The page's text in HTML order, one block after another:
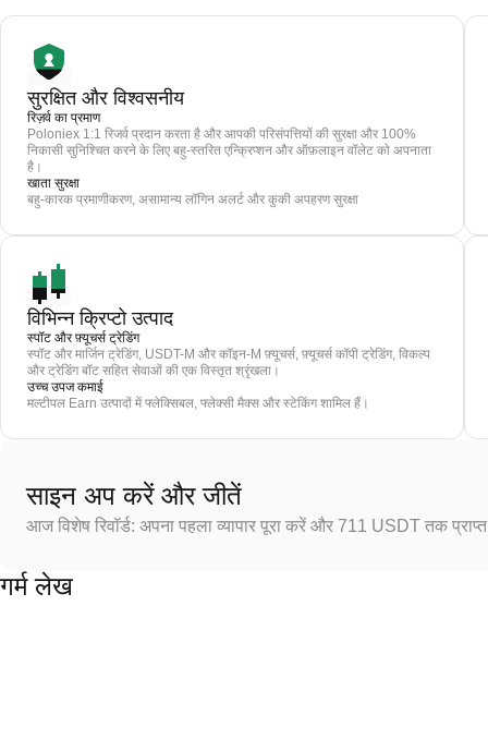
सुरक्षित और विश्वसनीय
रिज़र्व का प्रमाण
Poloniex 1:1 रिजर्व प्रदान करता है और आपकी परिसंपत्तियों की सुरक्षा और 100%
निकासी सुनिश्चित करने के लिए बहु-स्तरित एन्क्रिप्शन और ऑफ़लाइन वॉलेट को अपनाता
है।
खाता सुरक्षा
बहु-कारक प्रमाणीकरण, असामान्य लॉगिन अलर्ट और कुकी अपहरण सुरक्षा
विभिन्न क्रिप्टो उत्पाद
स्पॉट और फ़्यूचर्स ट्रेडिंग
स्पॉट और मार्जिन ट्रेडिंग, USDT-M और कॉइन-M फ़्यूचर्स, फ़्यूचर्स कॉपी ट्रेडिंग, विकल्प
और ट्रेडिंग बॉट सहित सेवाओं की एक विस्तृत श्रृंखला।
उच्च उपज कमाई
मल्टीपल Earn उत्पादों में फ्लेक्सिबल, फ्लेक्सी मैक्स और स्टेकिंग शामिल हैं।
साइन अप करें और जीतें
आज विशेष रिवॉर्ड: अपना पहला व्यापार पूरा करें और 711 USDT तक
गर्म लेख